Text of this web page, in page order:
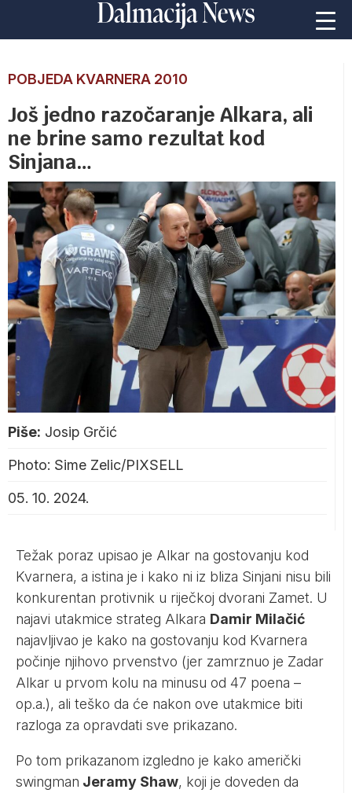
POBJEDA KVARNERA 2010
Još jedno razočaranje Alkara, ali
ne brine samo rezultat kod
Sinjana…
Piše: Josip Grčić
Photo: Sime Zelic/PIXSELL
05. 10. 2024.
Težak poraz upisao je Alkar na gostovanju kod
Kvarnera, a istina je i kako ni iz bliza Sinjani nisu bili
konkurentan protivnik u riječkoj dvorani Zamet. U
najavi utakmice strateg Alkara Damir Milačić
najavljivao je kako na gostovanju kod Kvarnera
počinje njihovo prvenstvo (jer zamrznuo je Zadar
Alkar u prvom kolu na minusu od 47 poena –
op.a.), ali teško da će nakon ove utakmice biti
razloga za opravdati sve prikazano.
Po tom prikazanom izgledno je kako američki
swingman Jeramy Shaw, koji je doveden da